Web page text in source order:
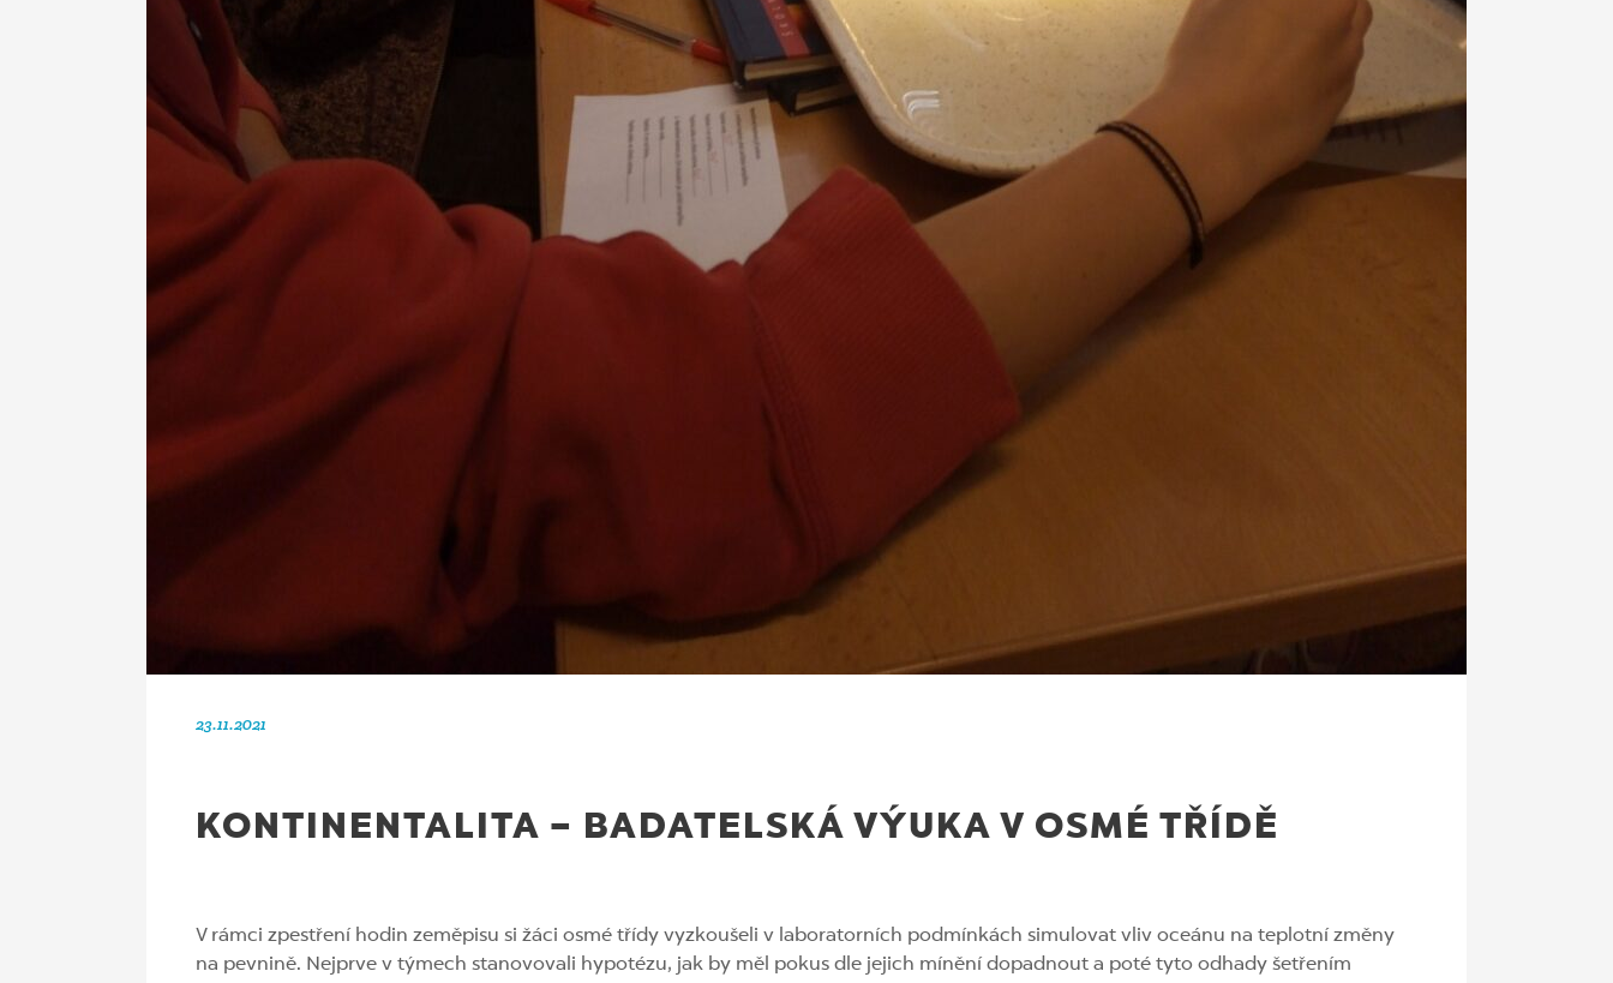
23.11.2021
KONTINENTALITA – BADATELSKÁ VÝUKA V OSMÉ TŘÍDĚ
V rámci zpestření hodin zeměpisu si žáci osmé třídy vyzkoušeli v laboratorních podmínkách simulovat vliv oceánu na teplotní změny
na pevnině. Nejprve v týmech stanovovali hypotézu, jak by měl pokus dle jejich mínění dopadnout a poté tyto odhady šetřením